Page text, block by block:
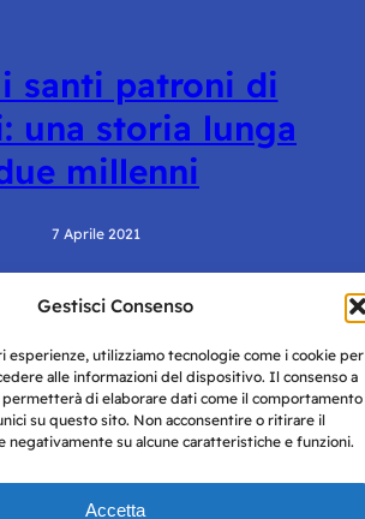
Gestisci Consenso
esperienze, utilizziamo tecnologie come i cookie per
alle informazioni del dispositivo. Il consenso a
di elaborare dati come il comportamento
su questo sito. Non acconsentire o ritirare il
negativamente su alcune caratteristiche e funzioni.
Accetta
santi patroni di
una storia lunga
millenni
7 Aprile 2021
numero 38 del 25/9/2019.
contenuti su questo sito sono forniti